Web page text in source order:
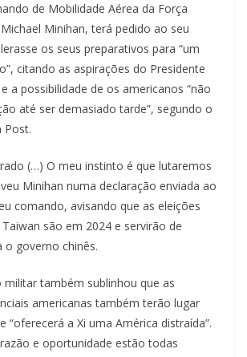
de Mobilidade Aérea da Força
Minihan, terá pedido ao seu
os seus preparativos para “um
citando as aspirações do Presidente
e a possibilidade de os americanos “não
até ser demasiado tarde”, segundo o
Post.
(…) O meu instinto é que lutaremos
Minihan numa declaração enviada ao
comando, avisando que as eleições
são em 2024 e servirão de
o governo chinês.
também sublinhou que as
americanas também terão lugar
“oferecerá a Xi uma América distraída”.
razão e oportunidade estão todas